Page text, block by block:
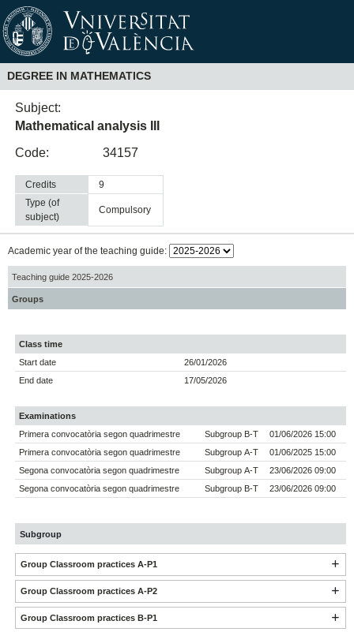
DEGREE IN MATHEMATICS
Subject:
Mathematical analysis III
Code:
34157
Credits
9
Type (of
subject)
compulsory
Academic year of the teaching guide:
Teaching guide 2025-2026
Groups
Class time
Start date
26/01/2026
End date
17/05/2026
Examinations
Primera convocatòria segon quadrimestre
Subgroup B-T
01/06/2026 15:00
Primera convocatòria segon quadrimestre
Subgroup A-T
01/06/2025 15:00
Segona convocatòria segon quadrimestre
Subgroup A-T
23/06/2026 09:00
Segona convocatòria segon quadrimestre
Subgroup B-T 23/06/2026 09:00
Subgroup
Group Classroom practices A-P1
Group Classroom practices A-P2
Group Classroom practices B-P1